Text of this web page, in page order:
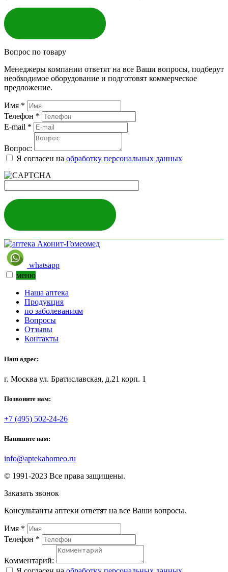
Вопрос по товару
Менеджеры компании ответят на все Ваши вопросы, подберут
необходимое оборудование и подготовят коммерческое
предложение.
Имя *
Телефон *
E-mail *
Вопрос:
Я согласен на обработку персональных данных
whatsapp
меню
Наша аптека
Продукция
по заболеваниям
Вопросы
Отзывы
Контакты
Наш адрес:
г. Москва ул. Братиславская, д.21 корп. 1
Позвоните нам:
+7 (495) 502-24-26
Напишите нам:
info@aptekahomeo.ru
© 1991-2023 Все права защищены.
Заказать звонок
Консультанты аптеки ответят на все Ваши вопросы.
Имя *
Телефон *
Комментарий: